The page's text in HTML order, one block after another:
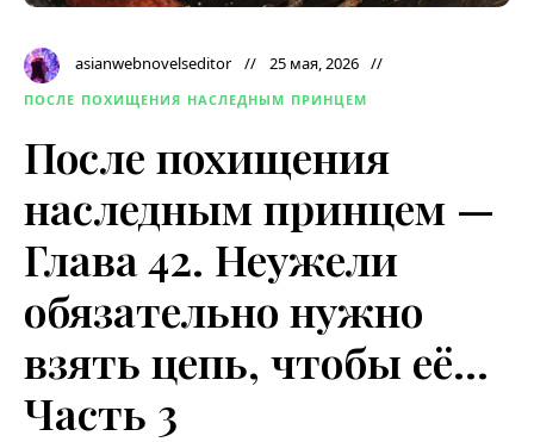
asianwebnovelseditor 25 мая, 2026
ПОСЛЕ ПОХИЩЕНИЯ НАСЛЕДНЫМ ПРИНЦЕМ
После похищения
наследным принцем —
Глава 42. Неужели
обязательно нужно
взять цепь, чтобы её…
Часть 3